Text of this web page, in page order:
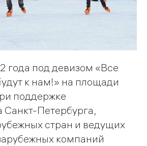
года под девизом «Все
к нам!» на площади
поддержке
Санкт-Петербурга,
стран и ведущих
компаний